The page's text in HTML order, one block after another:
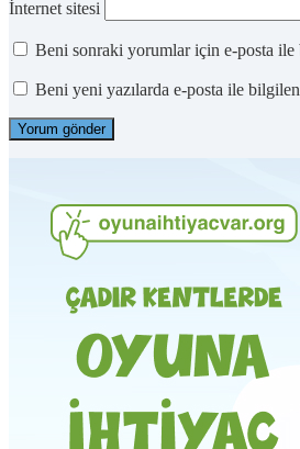
İnternet sitesi
Beni sonraki yorumlar için e-posta ile
Beni yeni yazılarda e-posta ile